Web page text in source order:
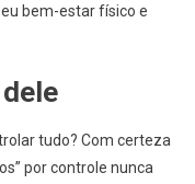
bem-estar físico e
tudo? Com certeza
por controle nunca